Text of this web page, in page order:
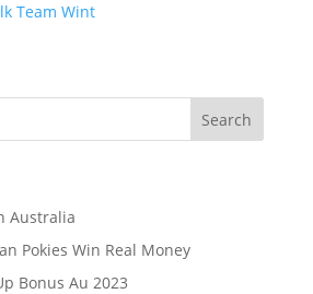
Team Wint
Australia
Pokies Win Real Money
Bonus Au 2023